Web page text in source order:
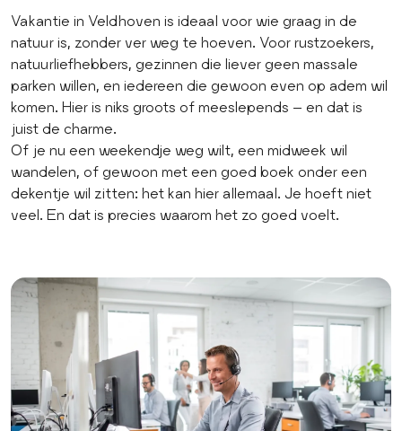
Vakantie in Veldhoven is ideaal voor wie graag in de
natuur is, zonder ver weg te hoeven. Voor rustzoekers,
natuurliefhebbers, gezinnen die liever geen massale
parken willen, en iedereen die gewoon even op adem wil
komen. Hier is niks groots of meeslepends – en dat is
juist de charme.
Of je nu een weekendje weg wilt, een midweek wil
wandelen, of gewoon met een goed boek onder een
dekentje wil zitten: het kan hier allemaal. Je hoeft niet
veel. En dat is precies waarom het zo goed voelt.